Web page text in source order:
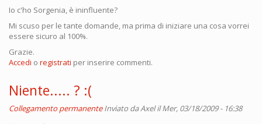
Io c'ho Sorgenia, è ininfluente?
Mi scuso per le tante domande, ma prima di iniziare una cosa vorrei
essere sicuro al 100%.
Grazie.
Accedi o registrati per inserire commenti.
Niente..... ? :(
Collegamento permanente Inviato daAxelil Mer, 03/18/2009 - 16:38